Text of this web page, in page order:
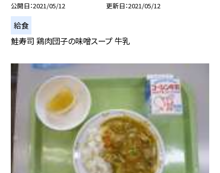
公開日 2021/05/12 更新日 2021/05/12
給食
鮭寿司 鶏肉団子の味噌スープ 牛乳